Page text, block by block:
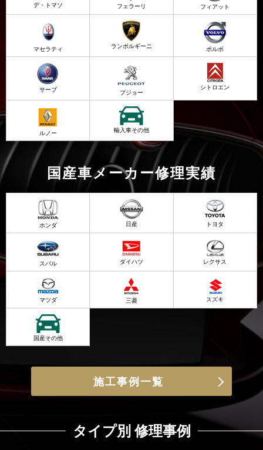
デ・トマソ フェラーリ フィアット
マセラティ ランボルギーニ ボルボ
サーブ プジョー
シトロエン
ルノー 輸入車その他
国産車メーカー修理実績
ホンダ 日産 トヨタ
スバル ダイハツ レクサス
マツダ 三菱 スズキ
国産その他
施工事例一覧
タイプ別 修理事例